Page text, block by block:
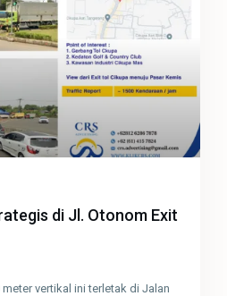
di Jl. Otonom Exit
vertikal ini terletak di Jalan